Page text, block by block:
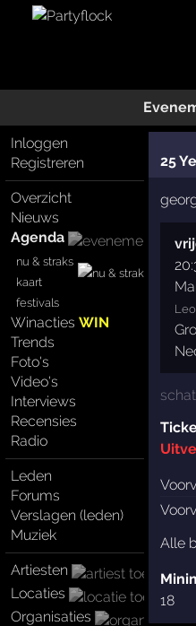
Inloggen
Registreren
Overzicht
Nieuws
Agenda
nu & straks
kaart
festivals
WinactiesWIN
Trends
Foto's
Video's
Interviews
Recensies
Radio
Leden
Forums
Verslagen (leden)
Muziek
Artiesten
Locaties
Organisaties
25
Alle
18